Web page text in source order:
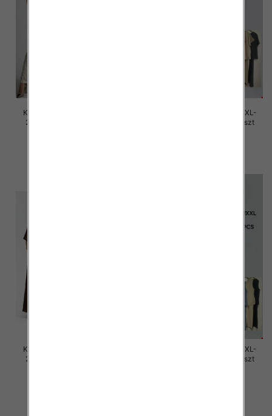
Komplet damskie Roz M/L-XL-
2XL, Mix Kolor Paczka 12 szt
Komplet damskie Roz M/L-XL-
2XL, Mix Kolor Paczka 12 szt
Komplet damskie Roz M/L-XL-
2XL, Mix Kolor Paczka 12 szt
Komplet damskie Roz M/L-XL-
2XL, Mix Kolor Paczka 12 szt